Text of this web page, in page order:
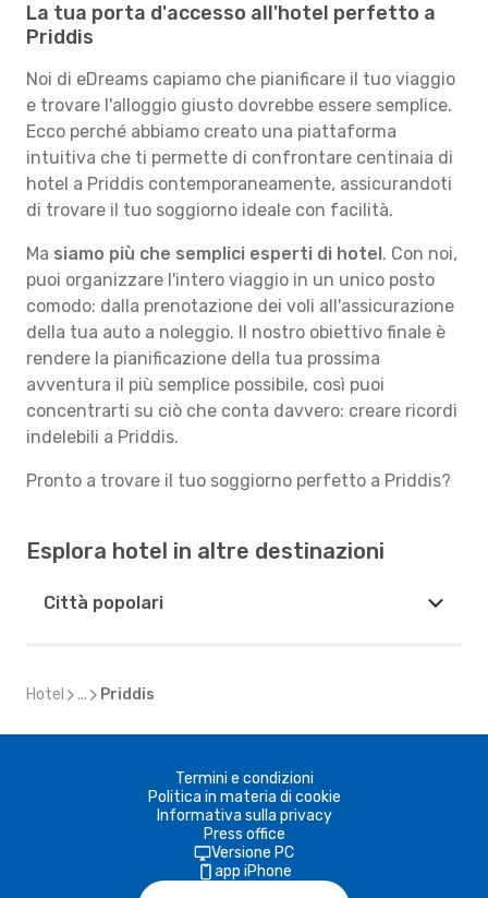
La tua porta d'accesso all'hotel perfetto a
Priddis
Noi di eDreams capiamo che pianificare il tuo viaggio
e trovare l'alloggio giusto dovrebbe essere semplice.
Ecco perché abbiamo creato una piattaforma
intuitiva che ti permette di confrontare centinaia di
hotel a Priddis contemporaneamente, assicurandoti
di trovare il tuo soggiorno ideale con facilità.
Ma siamo più che semplici esperti di hotel. Con noi,
puoi organizzare l'intero viaggio in un unico posto
comodo: dalla prenotazione dei voli all'assicurazione
della tua auto a noleggio. Il nostro obiettivo finale è
rendere la pianificazione della tua prossima
avventura il più semplice possibile, così puoi
concentrarti su ciò che conta davvero: creare ricordi
indelebili a Priddis.
Pronto a trovare il tuo soggiorno perfetto a Priddis?
Esplora hotel in altre destinazioni
Città popolari
Hotel ... Priddis
Termini e condizioni
Politica in materia di cookie
Informativa sulla privacy
Press office
Versione PC
app iPhone